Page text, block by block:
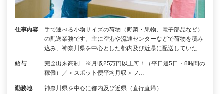
仕事内容
手で運べる小物サイズの荷物（野菜・果物、電子部品など）
の配送業務です。主に空港や流通センターなどで荷物を積み
込み、神奈川県を中心とした都内及び近県に配送していた…
給与
完全出来高制 ※月収25万円以上可！（平日週5日・8時間の
稼働）／＜スポット便平均月収＞フ…
勤務地 神奈川県を中心に都内及び近県（直行直帰）